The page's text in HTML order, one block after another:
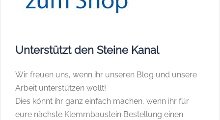
Unterstützt den Steine Kanal
Wir freuen uns, wenn ihr unseren Blog und unsere
Arbeit unterstützen wollt!
Dies könnt ihr ganz einfach machen, wenn ihr für
eure nächste Klemmbaustein Bestellung einen